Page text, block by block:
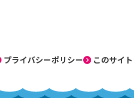
プライバシーポリシー このサイ